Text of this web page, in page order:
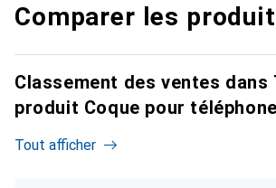
Comparer les
Classement des ventes dans
produit Coque pour
Tout afficher